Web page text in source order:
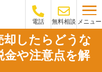
電話 無料相談 メニュー
却したらどうな
金や注意点を解